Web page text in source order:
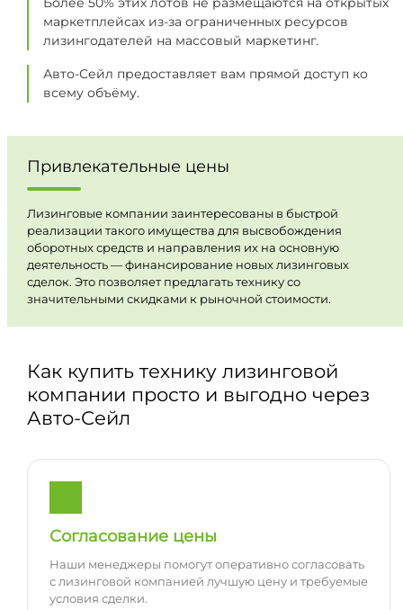
маркетплейсах из-за ограниченных ресурсов
лизингодателей на массовый маркетинг.
Авто-Сейл предоставляет вам прямой доступ ко
всему объёму.
Привлекательные цены
Лизинговые компании заинтересованы в быстрой
реализации такого имущества для высвобождения
оборотных средств и направления их на основную
деятельность — финансирование новых лизинговых
сделок. Это позволяет предлагать технику со
значительными скидками к рыночной стоимости.
Как купить технику лизинговой
компании просто и выгодно через
Авто-Сейл
Согласование цены
Наши менеджеры помогут оперативно согласовать
с лизинговой компанией лучшую цену и требуемые
условия сделки.